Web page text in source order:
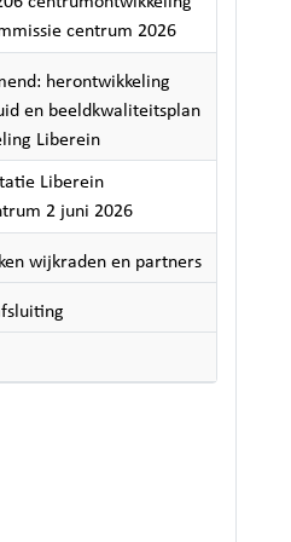
centrum 2026
herontwikkeling
en beeldkwaliteitsplan
Liberein
Liberein
2 juni 2026
wijkraden en partners